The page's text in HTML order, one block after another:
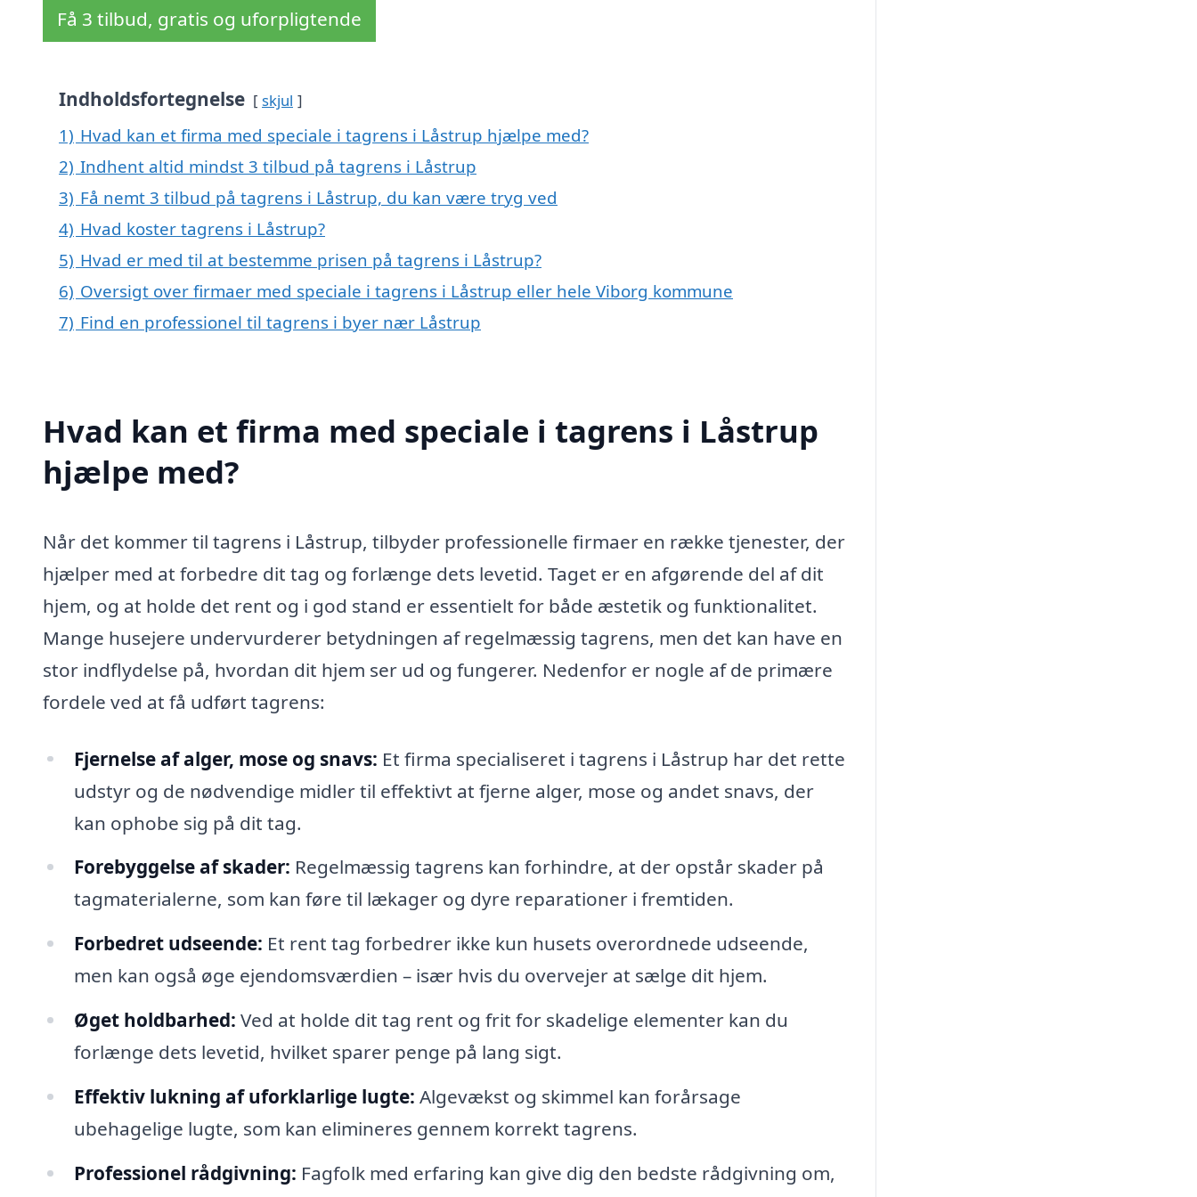
Få 3 tilbud, gratis og uforpligtende
Indholdsfortegnelse skjul
1) Hvad kan et firma med speciale i tagrens i Låstrup hjælpe med?
2) Indhent altid mindst 3 tilbud på tagrens i Låstrup
3) Få nemt 3 tilbud på tagrens i Låstrup, du kan være tryg ved
4) Hvad koster tagrens i Låstrup?
5) Hvad er med til at bestemme prisen på tagrens i Låstrup?
6) Oversigt over firmaer med speciale i tagrens i Låstrup eller hele Viborg kommune
7) Find en professionel til tagrens i byer nær Låstrup
Hvad kan et firma med speciale i tagrens i Låstrup
hjælpe med?
Når det kommer til tagrens i Låstrup, tilbyder professionelle firmaer en række tjenester, der
hjælper med at forbedre dit tag og forlænge dets levetid. Taget er en afgørende del af dit
hjem, og at holde det rent og i god stand er essentielt for både æstetik og funktionalitet.
Mange husejere undervurderer betydningen af regelmæssig tagrens, men det kan have en
stor indflydelse på, hvordan dit hjem ser ud og fungerer. Nedenfor er nogle af de primære
fordele ved at få udført tagrens:
Fjernelse af alger, mose og snavs: Et firma specialiseret i tagrens i Låstrup har det rette
udstyr og de nødvendige midler til effektivt at fjerne alger, mose og andet snavs, der
kan ophobe sig på dit tag.
Forebyggelse af skader: Regelmæssig tagrens kan forhindre, at der opstår skader på
tagmaterialerne, som kan føre til lækager og dyre reparationer i fremtiden.
Forbedret udseende: Et rent tag forbedrer ikke kun husets overordnede udseende,
men kan også øge ejendomsværdien – især hvis du overvejer at sælge dit hjem.
Øget holdbarhed: Ved at holde dit tag rent og frit for skadelige elementer kan du
forlænge dets levetid, hvilket sparer penge på lang sigt.
Effektiv lukning af uforklarlige lugte: Algevækst og skimmel kan forårsage
ubehagelige lugte, som kan elimineres gennem korrekt tagrens.
Professionel rådgivning: Fagfolk med erfaring kan give dig den bedste rådgivning om,